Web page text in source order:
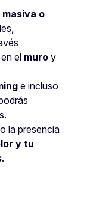
masiva o
el muro y
e incluso
la presencia
y tu
.